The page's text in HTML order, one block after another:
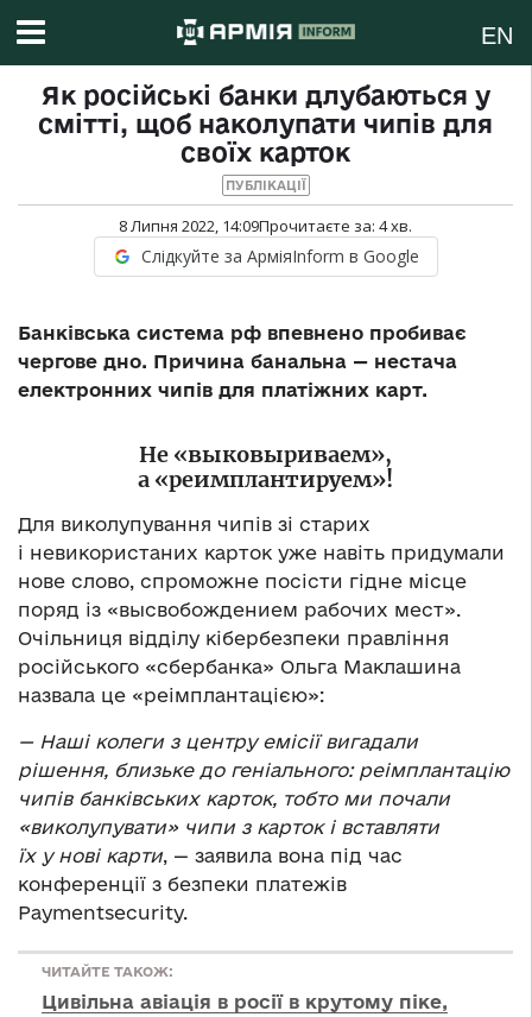
EN
Як російські банки длубаються у
смітті, щоб наколупати чипів для
своїх карток
ПУБЛІКАЦІЇ
8 Липня 2022, 14:09Прочитаєте за: 4хв.
Слідкуйте за АрміяInform в Google
Банківська система рф впевнено пробиває
чергове дно. Причина банальна — нестача
електронних чипів для платіжних карт.
Не «выковыриваем»,
а «реимплантируем»!
Для виколупування чипів зі старих
і невикористаних карток уже навіть придумали
нове слово, спроможне посісти гідне місце
поряд із «высвобождением рабочих мест».
Очільниця відділу кібербезпеки правління
російського «сбербанка» Ольга Маклашина
назвала це «реімплантацією»:
— Наші колеги з центру емісії вигадали
рішення, близьке до геніального: реімплантацію
чипів банківських карток, тобто ми почали
«виколупувати» чипи з карток і вставляти
їх у нові карти, — заявила вона під час
конференції з безпеки платежів
Paymentsecurity.
ЧИТАЙТЕ ТАКОЖ:
Цивільна авіація в росії в крутому піке,